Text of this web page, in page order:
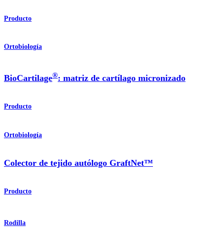
Producto
Ortobiología
BioCartilage®: matriz de cartílago micronizado
Producto
Ortobiología
Colector de tejido autólogo GraftNet™
Producto
Rodilla